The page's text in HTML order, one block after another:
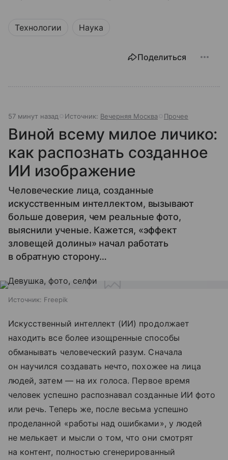
Технологии Наука
Поделиться
57 минут назад Источник: Вечерняя Москва Прочее
Виной всему милое личико:
как распознать созданное
ИИ изображение
Человеческие лица, созданные
искусственным интеллектом, вызывают
больше доверия, чем реальные фото,
выяснили ученые. Кажется, «эффект
зловещей долины» начал работать
в обратную сторону…
Источник: Freepik
Искусственный интеллект (ИИ) продолжает
находить все более изощренные способы
обманывать человеческий разум. Сначала
он научился создавать нечто, похожее на лица
людей, затем — на их голоса. Первое время
человек успешно распознавал созданные ИИ фото
или речь. Теперь же, после весьма успешно
проделанной «работы над ошибками», у людей
не мелькает и мысли о том, что они смотрят
на контент, полностью сгенерированный